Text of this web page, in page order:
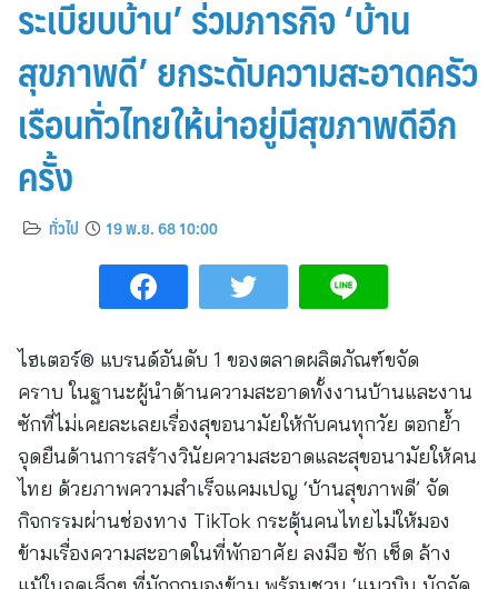
ระเบียบบ้าน’ ร่วมภารกิจ ‘บ้าน
สุขภาพดี’ ยกระดับความสะอาดครัว
เรือนทั่วไทยให้น่าอยู่มีสุขภาพดีอีก
ครั้ง
ทั่วไป 19 พ.ย. 68 10:00
ไฮเตอร์® แบรนด์อันดับ 1 ของตลาดผลิตภัณฑ์ขจัด
คราบ ในฐานะผู้นำด้านความสะอาดทั้งงานบ้านและงาน
ซักที่ไม่เคยละเลยเรื่องสุขอนามัยให้กับคนทุกวัย ตอกย้ำ
จุดยืนด้านการสร้างวินัยความสะอาดและสุขอนามัยให้คน
ไทย ด้วยภาพความสำเร็จแคมเปญ ‘บ้านสุขภาพดี’ จัด
กิจกรรมผ่านช่องทาง TikTok กระตุ้นคนไทยไม่ให้มอง
ข้ามเรื่องความสะอาดในที่พักอาศัย ลงมือ ซัก เช็ด ล้าง